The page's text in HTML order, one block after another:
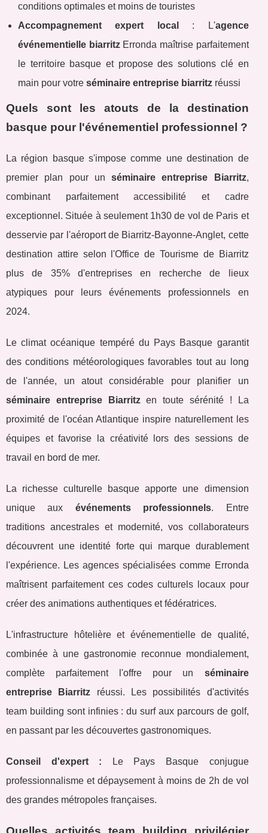
conditions optimales et moins de touristes
Accompagnement expert local
: L'agence
événementielle biarritzErronda maîtrise parfaitement
le territoire basque et propose des solutions clé en
main pour votre séminaire entreprise biarritz réussi
Quels sont les atouts de la destination
basque pour l'événementiel professionnel ?
La région basque s'impose comme une destination de
premier plan pour unséminaire entreprise Biarritz,
combinant parfaitement accessibilité et cadre
exceptionnel. Située à seulement 1h30 de vol de Paris et
desservie par l'aéroport de Biarritz-Bayonne-Anglet, cette
destination attire selon l'Office de Tourisme de Biarritz
plus de 35% d'entreprises en recherche de lieux
atypiques pour leurs événements professionnels en
2024.
Le climat océanique tempéré du Pays Basque garantit
des conditions météorologiques favorables tout au long
de l'année, un atout considérable pour planifier un
séminaire entreprise Biarritzen toute sérénité ! La
proximité de l'océan Atlantique inspire naturellement les
équipes et favorise la créativité lors des sessions de
travail en bord de mer.
La richesse culturelle basque apporte une dimension
unique aux événements professionnels. Entre
traditions ancestrales et modernité, vos collaborateurs
découvrent une identité forte qui marque durablement
l'expérience. Les agences spécialisées comme Erronda
maîtrisent parfaitement ces codes culturels locaux pour
créer des animations authentiques et fédératrices.
L'infrastructure hôtelière et événementielle de qualité,
combinée à une gastronomie reconnue mondialement,
complète parfaitement l'offre pour un séminaire
entreprise Biarritz réussi. Les possibilités d'activités
team building sont infinies : du surf aux parcours de golf,
en passant par les découvertes gastronomiques.
Conseil d'expert : Le Pays Basque conjugue
professionnalisme et dépaysement à moins de 2h de vol
des grandes métropoles françaises.